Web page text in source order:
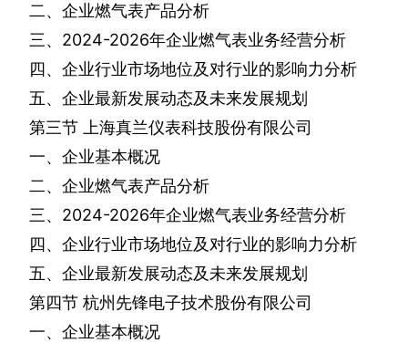
二、企业燃气表产品分析
三、 2024-2026年企业燃气表业务经营分析
四、企业行业市场地位及对行业的影响力分析
五、企业最新发展动态及未来发展规划
第三节
上海真兰仪表科技股份有限公司
一、企业基本概况
二、企业燃气表产品分析
三、 2024-2026年企业燃气表业务经营分析
四、企业行业市场地位及对行业的影响力分析
五、企业最新发展动态及未来发展规划
第四节 杭州先锋电子技术股份有限公司
一、企业基本概况